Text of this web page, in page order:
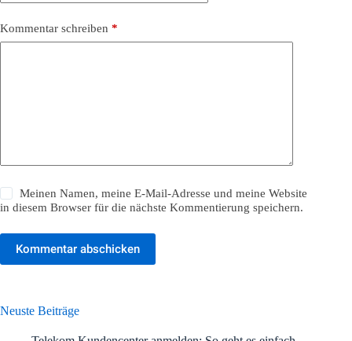
Kommentar schreiben *
Meinen Namen, meine E-Mail-Adresse und meine Website
in diesem Browser für die nächste Kommentierung speichern.
Kommentar abschicken
Neuste Beiträge